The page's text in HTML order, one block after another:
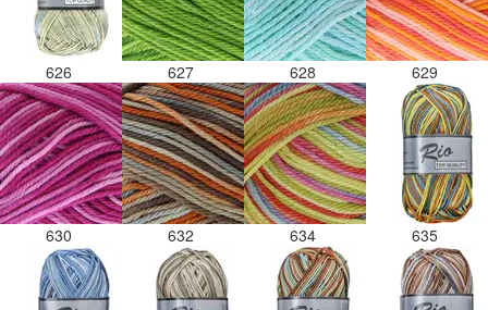
626 627 628 629
630 632 634 635